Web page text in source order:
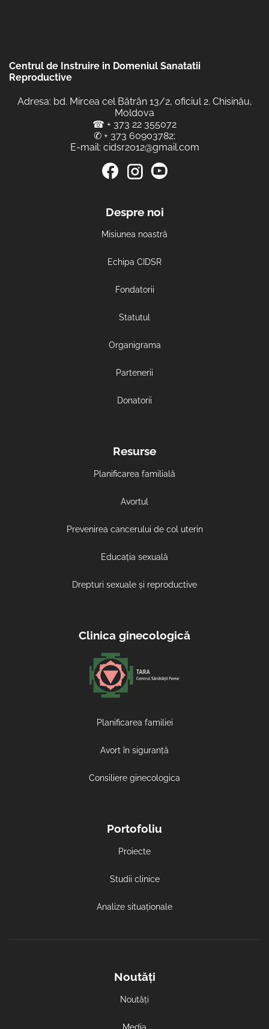
Centrul de Instruire in Domeniul Sanatatii
Reproductive
Adresa: bd. Mircea cel Bătrân 13/2, oficiul 2. Chisinău,
Moldova
☎ + 373 22 355072
✆ + 373 60903782;
E-mail: cidsr2012@gmail.com
Despre noi
Misiunea noastră
Echipa CIDSR
Fondatorii
Statutul
Organigrama
Partenerii
Donatorii
Resurse
Planificarea familială
Avortul
Prevenirea cancerului de col uterin
Educația sexuală
Drepturi sexuale și reproductive
Clinica ginecologică
Planificarea familiei
Avort în siguranță
Consiliere ginecologica
Portofoliu
Proiecte
Studii clinice
Analize situaționale
Noutăți
Noutăți